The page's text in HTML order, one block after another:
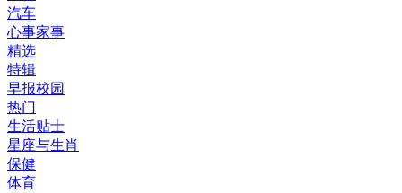
汽车
心事家事
精选
特辑
早报校园
热门
生活贴士
星座与生肖
保健
体育